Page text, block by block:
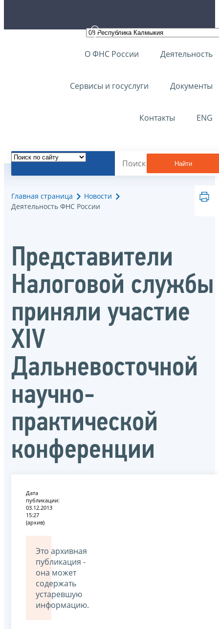
О ФНС России Деятельность
Сервисы и госуслуги Документы
Контакты ENG
Найти
Главная страница
Новости
Деятельность ФНС России
Представители
Налоговой службы
приняли участие
XIV
Дальневосточной
научно-
практической
конференции
Дата
публикации:
03.12.2013
15:27
(архив)
Это архивная
публикация -
она может
содержать
устаревшую
информацию.